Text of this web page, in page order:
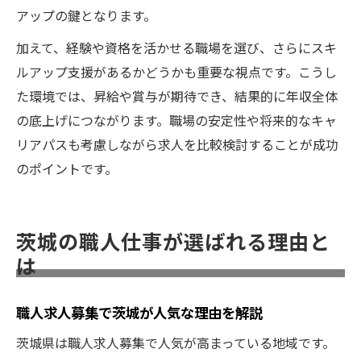
アップの鍵となります。
加えて、経験や資格を活かせる職場を選び、さらにスキ
ルアップ支援があるかどうかも重要な視点です。こうし
た環境では、昇給や賞与が期待でき、結果的に年収全体
の底上げにつながります。職場の安定性や将来的なキャ
リアパスも考慮しながら求人を比較検討することが成功
のポイントです。
茨城の職人仕事が選ばれる理由と
は
職人求人募集で茨城が人気な理由を解説
茨城県は職人求人募集で人気が高まっている地域です。